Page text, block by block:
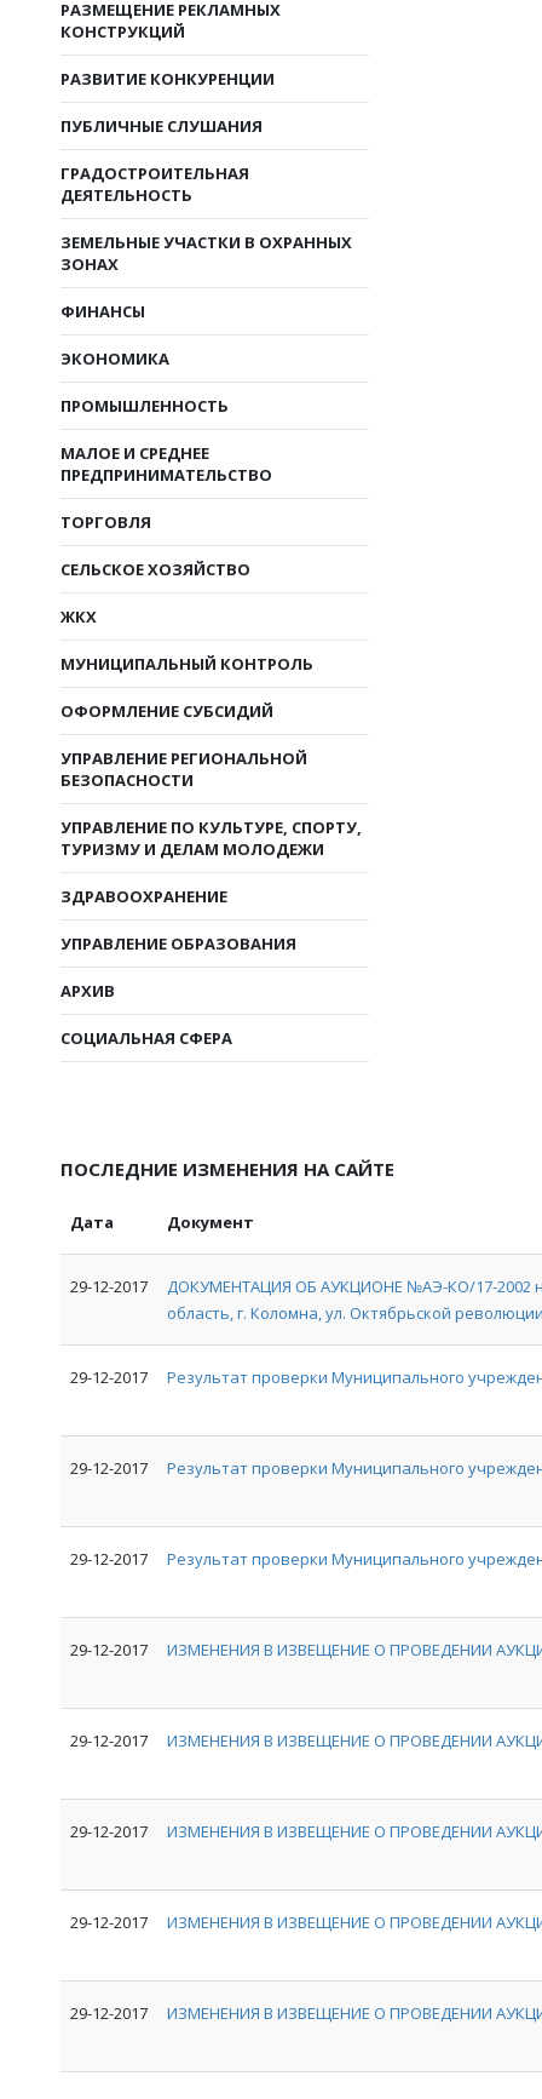
РАЗМЕЩЕНИЕ РЕКЛАМНЫХ
КОНСТРУКЦИЙ
РАЗВИТИЕ КОНКУРЕНЦИИ
ПУБЛИЧНЫЕ СЛУШАНИЯ
ГРАДОСТРОИТЕЛЬНАЯ
ДЕЯТЕЛЬНОСТЬ
ЗЕМЕЛЬНЫЕ УЧАСТКИ В ОХРАННЫХ
ЗОНАХ
ФИНАНСЫ
ЭКОНОМИКА
ПРОМЫШЛЕННОСТЬ
МАЛОЕ И СРЕДНЕЕ
ПРЕДПРИНИМАТЕЛЬСТВО
ТОРГОВЛЯ
СЕЛЬСКОЕ ХОЗЯЙСТВО
ЖКХ
МУНИЦИПАЛЬНЫЙ КОНТРОЛЬ
ОФОРМЛЕНИЕ СУБСИДИЙ
УПРАВЛЕНИЕ РЕГИОНАЛЬНОЙ
БЕЗОПАСНОСТИ
УПРАВЛЕНИЕ ПО КУЛЬТУРЕ, СПОРТУ,
ТУРИЗМУ И ДЕЛАМ МОЛОДЕЖИ
ЗДРАВООХРАНЕНИЕ
УПРАВЛЕНИЕ ОБРАЗОВАНИЯ
АРХИВ
СОЦИАЛЬНАЯ СФЕРА
ПОСЛЕДНИЕ ИЗМЕНЕНИЯ НА САЙТЕ
Дата Документ
29-12-2017
ДОКУМЕНТАЦИЯ ОБ АУКЦИОНЕ №АЭ-КО/17-2002
область, г. Коломна, ул. Октябрьской
29-12-2017 Результат проверки Муниципального
29-12-2017 Результат проверки Муниципального
29-12-2017 Результат проверки Муниципального
29-12-2017 ИЗМЕНЕНИЯ В ИЗВЕЩЕНИЕ О ПРОВЕДЕНИИ
29-12-2017 ИЗМЕНЕНИЯ В ИЗВЕЩЕНИЕ О ПРОВЕДЕНИИ
29-12-2017 ИЗМЕНЕНИЯ В ИЗВЕЩЕНИЕ О ПРОВЕДЕНИИ
29-12-2017 ИЗМЕНЕНИЯ В ИЗВЕЩЕНИЕ О ПРОВЕДЕНИИ
29-12-2017 ИЗМЕНЕНИЯ В ИЗВЕЩЕНИЕ О ПРОВЕДЕНИИ